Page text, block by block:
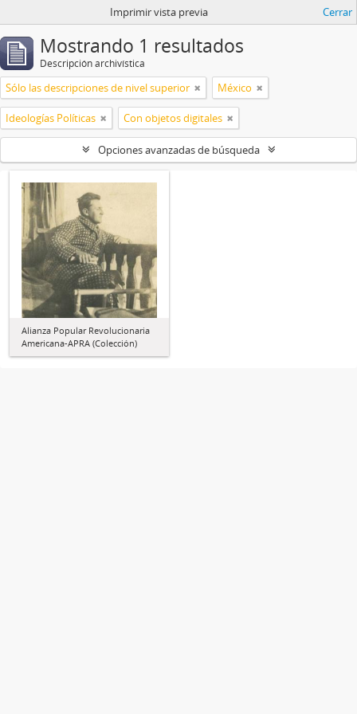
Imprimir vista previa Cerrar
Mostrando 1 resultados
Descripción archivística
Sólo las descripciones de nivel superior México
Ideologías Políticas Con objetos digitales
Opciones avanzadas de búsqueda
Alianza Popular Revolucionaria
Americana-APRA (Colección)